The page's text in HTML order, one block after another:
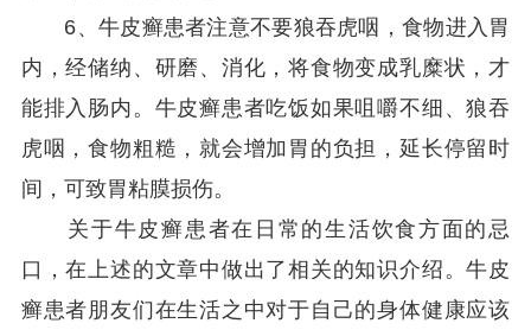
6、牛皮癣患者注意不要狼吞虎咽，食物进入胃
内，经储纳、研磨、消化，将食物变成乳糜状，才
能排入肠内。牛皮癣患者吃饭如果咀嚼不细、狼吞
虎咽，食物粗糙，就会增加胃的负担，延长停留时
间，可致胃粘膜损伤。
关于牛皮癣患者在日常的生活饮食方面的忌
口，在上述的文章中做出了相关的知识介绍。牛皮
癣患者朋友们在生活之中对于自己的身体健康应该